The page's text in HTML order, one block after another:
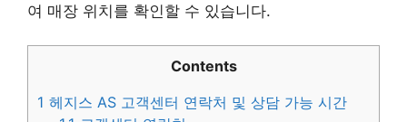
여 매장 위치를 확인할 수 있습니다.
Contents
1 헤지스 AS 고객센터 연락처 및 상담 가능 시간